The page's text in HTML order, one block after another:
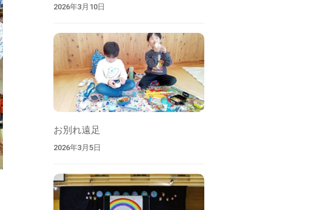
2026年3月10日
お別れ遠足
2026年3月5日